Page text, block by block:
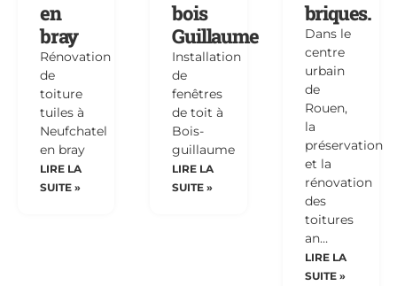
en
bray
Rénovation
de
toiture
tuiles à
Neufchatel
en bray
LIRE LA
SUITE »
bois
Guillaume
Installation
de
fenêtres
de toit à
Bois-
guillaume
LIRE LA
SUITE »
briques.
Dans le
centre
urbain
de
Rouen,
la
préservation
et la
rénovation
des
toitures
an…
LIRE LA
SUITE »